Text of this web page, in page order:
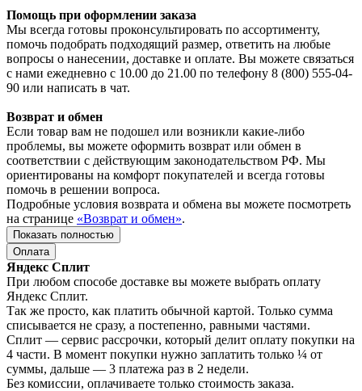
Помощь при оформлении заказа
Мы всегда готовы проконсультировать по ассортименту,
помочь подобрать подходящий размер, ответить на любые
вопросы о нанесении, доставке и оплате. Вы можете связаться
с нами ежедневно с 10.00 до 21.00 по телефону 8 (800) 555-04-
90 или написать в чат.
Возврат и обмен
Если товар вам не подошел или возникли какие-либо
проблемы, вы можете оформить возврат или обмен в
соответствии с действующим законодательством РФ. Мы
ориентированы на комфорт покупателей и всегда готовы
помочь в решении вопроса.
Подробные условия возврата и обмена вы можете посмотреть
на странице «Возврат и обмен».
Показать полностью
Оплата
Яндекс Сплит
При любом способе доставке вы можете выбрать оплату
Яндекс Сплит.
Так же просто, как платить обычной картой. Только сумма
списывается не сразу, а постепенно, равными частями.
Сплит — сервис рассрочки, который делит оплату покупки на
4 части. В момент покупки нужно заплатить только ¼ от
суммы, дальше — 3 платежа раз в 2 недели.
Без комиссии, оплачиваете только стоимость заказа.